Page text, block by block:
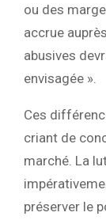
ou des
accrue
abusives
envisagée ».
Ces
criant de
marché. La
préserver le